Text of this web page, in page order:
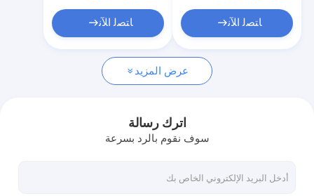
أخبار
خط بثق الشريط
خط بثق حيدة الشعيرات
ﺎﺘﺼﻟ ﺍﻶﻧ ﺎﺘﺼﻟ ﺍﻶﻧ
عرض المزيد
اترك رسالة
سوف نقوم بالرد بسرعة